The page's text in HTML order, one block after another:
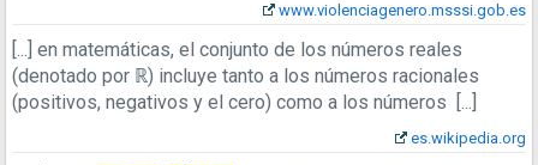
www.violenciagenero.msssi.gob.es
[...] en matemáticas, el conjunto de los números reales
(denotado por ℝ) incluye tanto a los números racionales
(positivos, negativos y el cero) como a los números [...]
es.wikipedia.org